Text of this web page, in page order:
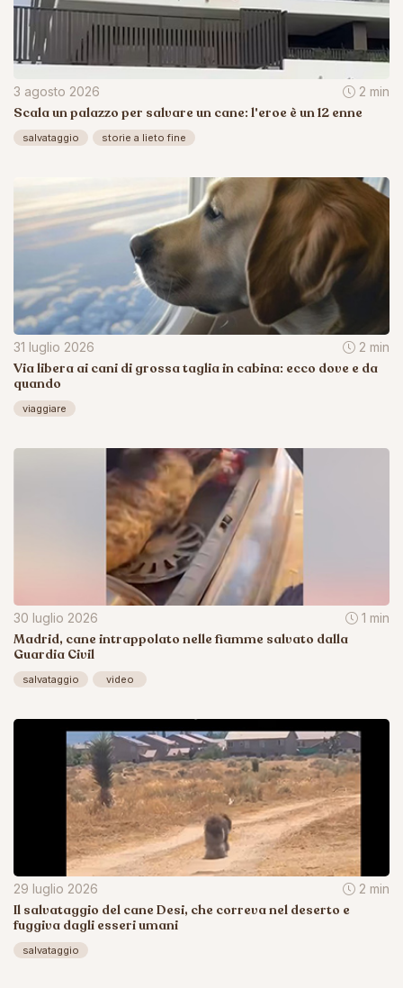
3 agosto 2026 2 min
Scala un palazzo per salvare un cane: l'eroe è un 12 enne
salvataggio storie a lieto fine
31 luglio 2026 2 min
Via libera ai cani di grossa taglia in cabina: ecco dove e da
quando
viaggiare
30 luglio 2026 1 min
Madrid, cane intrappolato nelle fiamme salvato dalla
Guardia Civil
salvataggio video
29 luglio 2026 2 min
Il salvataggio del cane Desi, che correva nel deserto e
fuggiva dagli esseri umani
salvataggio